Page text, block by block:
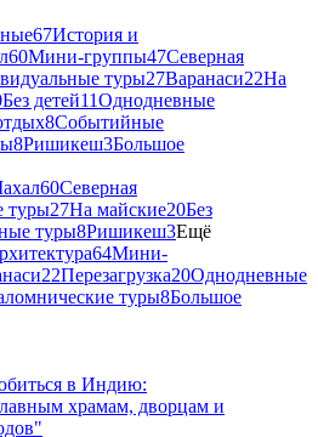
67История и
60Мини-группы47Северная
туры27Варанаси22На
Без детей11Однодневные
8Событийные
8Ришикеш3Большое
60Северная
туры27На майские20Без
туры8Ришикеш3Ещё
64Мини-
22Перезагрузка20Однодневные
туры8Большое